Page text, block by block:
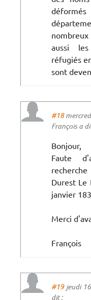
nombreux
aussi
réfugiés
sont
#18
François a
Bonjour,
Faute
Durest Le
janvier
Merci
François
#19jeudi 16
dit :